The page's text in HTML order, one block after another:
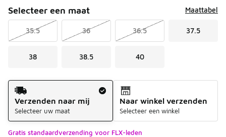
Selecteer een maat Maattabel
35.5 36 36.5 37.5
38 38.5 40
Verzendmethode
Verzenden naar mij
Selecteer uw maat
Naar winkel verzenden
Selecteer een winkel
Gratis standaardverzending voor FLX-leden